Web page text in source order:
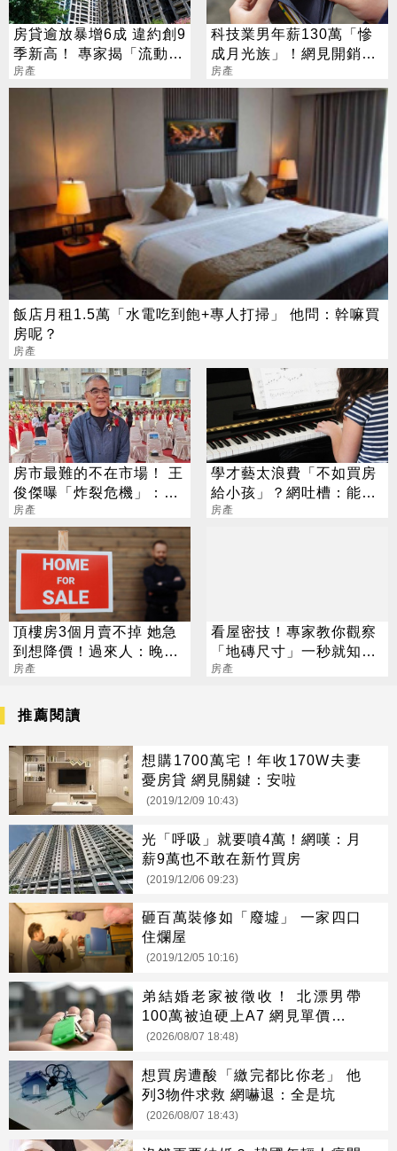
房貸逾放暴增6成 違約創9
季新高！ 專家揭「流動危
機四部曲」
房產
科技業男年薪130萬「慘
成月光族」！網見開銷
嘆：很正常
房產
飯店月租1.5萬「水電吃到飽+專人打掃」 他問：幹嘛買
房呢？
房產
房市最難的不在市場！ 王
俊傑曝「炸裂危機」：只
能靜待資金輪動
房產
學才藝太浪費「不如買房
給小孩」？網吐槽：能買
房就不差這點錢
房產
頂樓房3個月賣不掉 她急
到想降價！過來人：晚賣
多賺數百萬
房產
看屋密技！專家教你觀察
「地磚尺寸」一秒就知裝
潢年代
房產
推薦閱讀
想購1700萬宅！年收170W夫妻
憂房貸 網見關鍵：安啦
(2019/12/09 10:43)
光「呼吸」就要噴4萬！網嘆：月
薪9萬也不敢在新竹買房
(2019/12/06 09:23)
砸百萬裝修如「廢墟」 一家四口
住爛屋
(2019/12/05 10:16)
弟結婚老家被徵收！ 北漂男帶
100萬被迫硬上A7 網見單價驚呆
了
(2026/08/07 18:48)
想買房遭酸「繳完都比你老」 他
列3物件求救 網嚇退：全是坑
(2026/08/07 18:43)